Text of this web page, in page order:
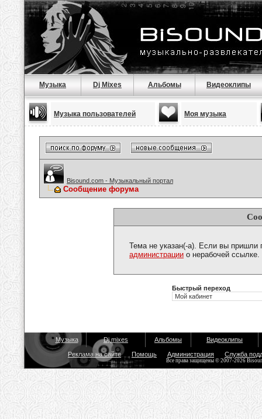
Музыка Dj Mixes Альбомы Видеоклипы
Музыка пользователей Моя музыка
Bisound.com - Музыкальный портал
Сообщение форума
Тема не указан(-а). Если вы пришли
администрации о нерабочей ссылке.
Быстрый переход
Музыка Dj mixes Альбомы Видеоклипы
Реклама на сайте Помощь Администрация Служба
Все права защищены © 2007-2026